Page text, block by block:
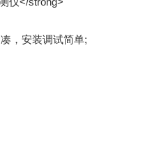
，安装调试简单;